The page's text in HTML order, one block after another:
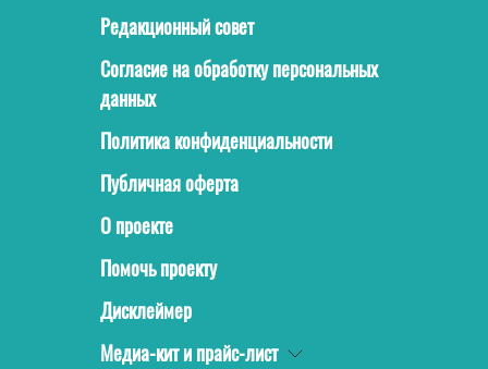
Редакционный совет
Согласие на обработку персональных
данных
Политика конфиденциальности
Публичная оферта
О проекте
Помочь проекту
Дисклеймер
Медиа-кит и прайс-лист